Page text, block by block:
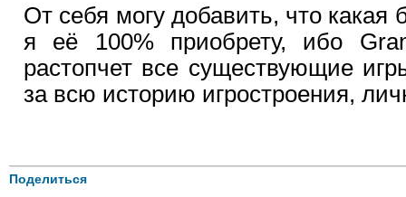
От себя могу добавить, что
я её 100% приобрету, ибо
растопчет все существующие
за всю историю игростроения,
Поделиться